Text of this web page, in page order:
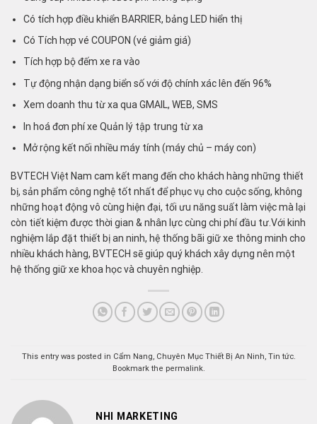
Có tích hợp điều khiển BARRIER, bảng LED hiển thị
Có Tích hợp vé COUPON (vé giảm giá)
Tích hợp bộ đếm xe ra vào
Tự động nhận dạng biển số với độ chính xác lên đến 96%
Xem doanh thu từ xa qua GMAIL, WEB, SMS
In hoá đơn phí xe Quản lý tập trung từ xa
Mở rộng kết nối nhiều máy tính (máy chủ – máy con)
BVTECH Việt Nam cam kết mang đến cho khách hàng những thiết
bị, sản phẩm công nghệ tốt nhất để phục vụ cho cuộc sống, không
những hoạt động vô cùng hiện đại, tối ưu năng suất làm việc mà lại
còn tiết kiệm được thời gian & nhân lực cùng chi phí đầu tư.Với kinh
nghiệm lắp đặt thiết bị an ninh, hệ thống bãi giữ xe thông minh cho
nhiều khách hàng, BVTECH sẽ giúp quý khách xây dựng nên một
hệ thống giữ xe khoa học và chuyên nghiệp.
This entry was posted in Cẩm Nang Chuyên Mục Thiết Bị An Ninh Tin tức.
Bookmark the permalink.
NHI MARKETING